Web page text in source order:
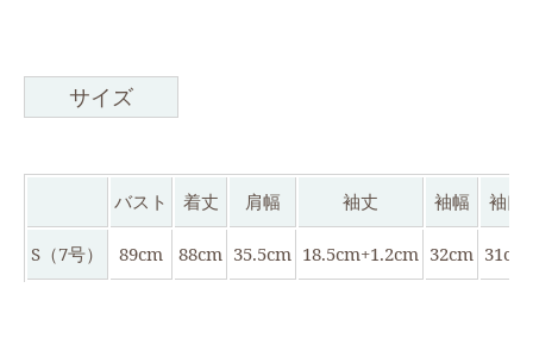
サイズ
バスト 着丈 肩幅 袖丈 袖幅 袖口
S（7号） 89cm 88cm 35.5cm 18.5cm+1.2cm 32cm 31cm